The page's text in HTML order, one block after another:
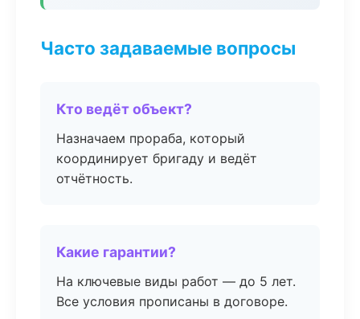
Часто задаваемые вопросы
Кто ведёт объект?
Назначаем прораба, который
координирует бригаду и ведёт
отчётность.
Какие гарантии?
На ключевые виды работ — до 5 лет.
Все условия прописаны в договоре.